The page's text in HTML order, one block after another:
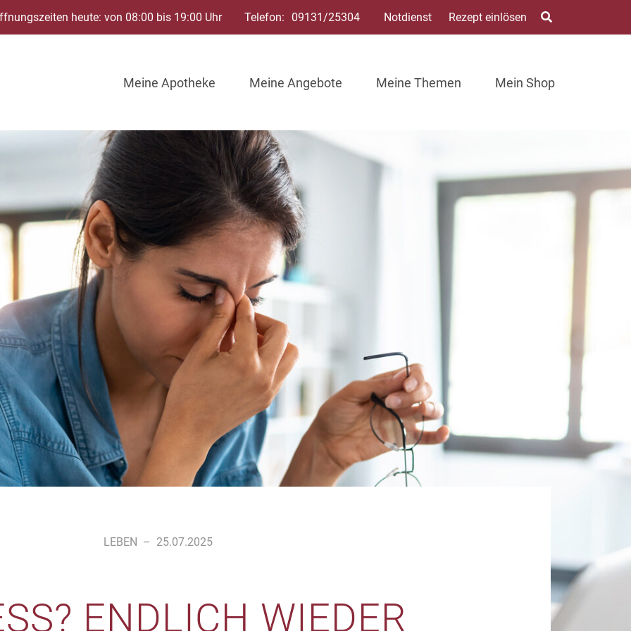
heute: von 08:00 bis 19:00 Uhr Telefon: 09131/25304 Notdienst Rezept einlösen
Meine Apotheke Meine Angebote Meine Themen Mein Shop
LEBEN – 25.07.2025
ENDLICH WIEDER